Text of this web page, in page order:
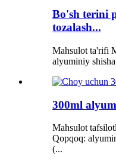
Bo'sh terini
tozalash...
Mahsulot ta'rifi
alyuminiy
300ml
Mahsulot
Qopqoq:
(...